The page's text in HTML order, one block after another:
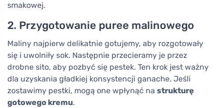
smakowej.
2. Przygotowanie puree malinowego
Maliny najpierw delikatnie gotujemy, aby rozgotowały
się i uwolniły sok. Następnie przecieramy je przez
drobne sito, aby pozbyć się pestek. Ten krok jest ważny
dla uzyskania gładkiej konsystencji ganache. Jeśli
zostawimy pestki, mogą one wpłynąć na strukturę
gotowego kremu.